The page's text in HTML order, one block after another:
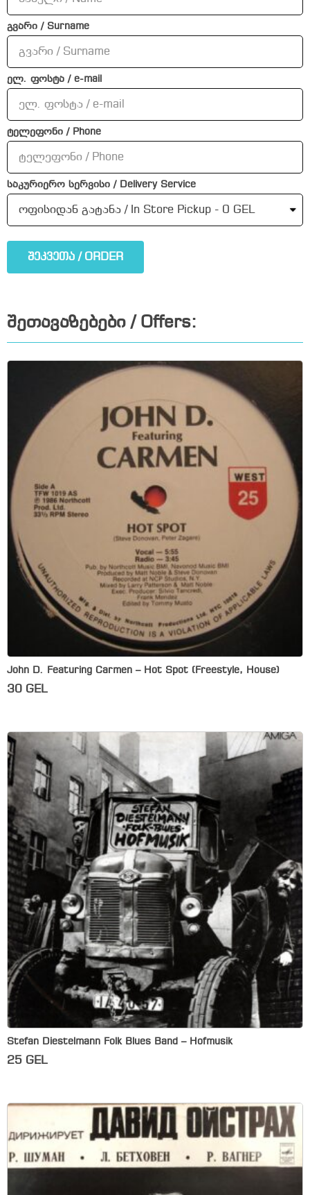
გვარი / Surname
ელ. ფოსტა / e-mail
ტელეფონი / Phone
საკურიერო სერვისი / Delivery Service
შეკვეთა / ORDER
შეთავაზებები / Offers:
John D. Featuring Carmen – Hot Spot (Freestyle, House)
30 GEL
Stefan Diestelmann Folk Blues Band – Hofmusik
25 GEL